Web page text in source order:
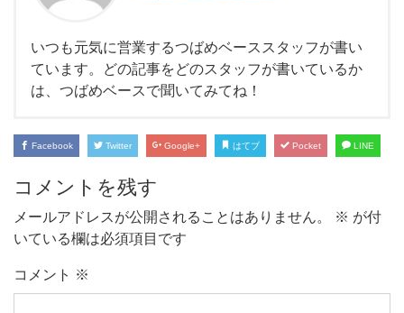
いつも元気に営業するつばめベーススタッフが書い
ています。どの記事をどのスタッフが書いているか
は、つばめベースで聞いてみてね！
Facebook Twitter Google+ はてブ Pocket LINE
コメントを残す
メールアドレスが公開されることはありません。 ※ が付
いている欄は必須項目です
コメント ※